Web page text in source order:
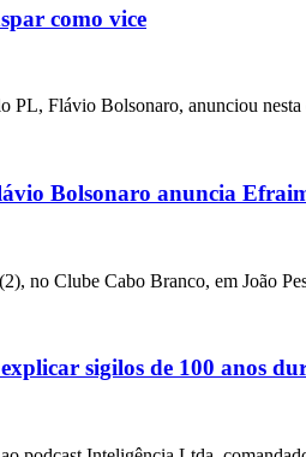
como vice
PL, Flávio Bolsonaro, anunciou
Bolsonaro anuncia
no Clube Cabo Branco, em João
sigilos de 100 anos